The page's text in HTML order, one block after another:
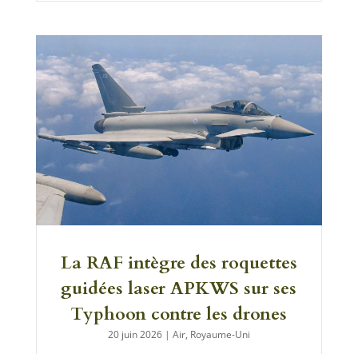
La RAF intègre des roquettes
guidées laser APKWS sur ses
Typhoon contre les drones
20 juin 2026| Air, Royaume-Uni